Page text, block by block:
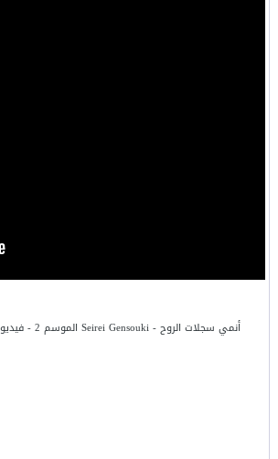
أنمي سجلات الروح - Seirei Gensouki الموسم 2 - فيديو ترويجي للحلقة 6(18)